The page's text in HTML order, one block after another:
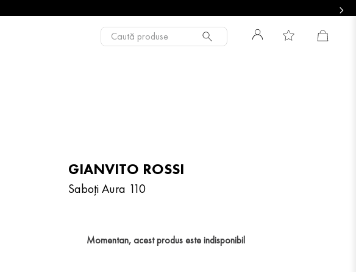
Caută produse
GIANVITO ROSSI
Saboți Aura 110
Momentan, acest produs este indisponibil